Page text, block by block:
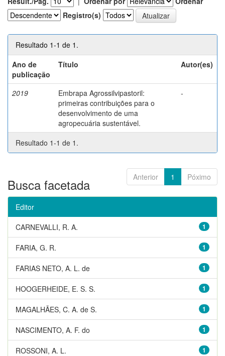
Registro(s)
Resultado 1-1 de 1.
Ano de
publicação
Título Autor(es)
2019
Embrapa Agrossilvipastoril:
primeiras contribuições para o
desenvolvimento de uma
agropecuária sustentável.
-
Resultado 1-1 de 1.
Anterior 1 Póximo
Busca facetada
Editor
1
CARNEVALLI, R. A.
1
FARIA, G. R.
1
FARIAS NETO, A. L. de
1
HOOGERHEIDE, E. S. S.
1
MAGALHÃES, C. A. de S.
1
NASCIMENTO, A. F. do
1
ROSSONI, A. L.